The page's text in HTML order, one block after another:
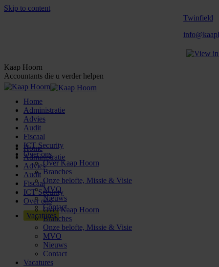
Skip to content
Twinfield
Kaap Hoorn
Accountants die u verder helpen
Home
Administratie
Advies
Audit
Fiscaal
ICT Security
Over ons
Over Kaap Hoorn
Branches
Onze belofte, Missie & Visie
MVO
Nieuws
Contact
Vacatures
Home
Administratie
Advies
Audit
Fiscaal
ICT Security
Over ons
Over Kaap Hoorn
Branches
Onze belofte, Missie & Visie
MVO
Nieuws
Contact
Vacatures